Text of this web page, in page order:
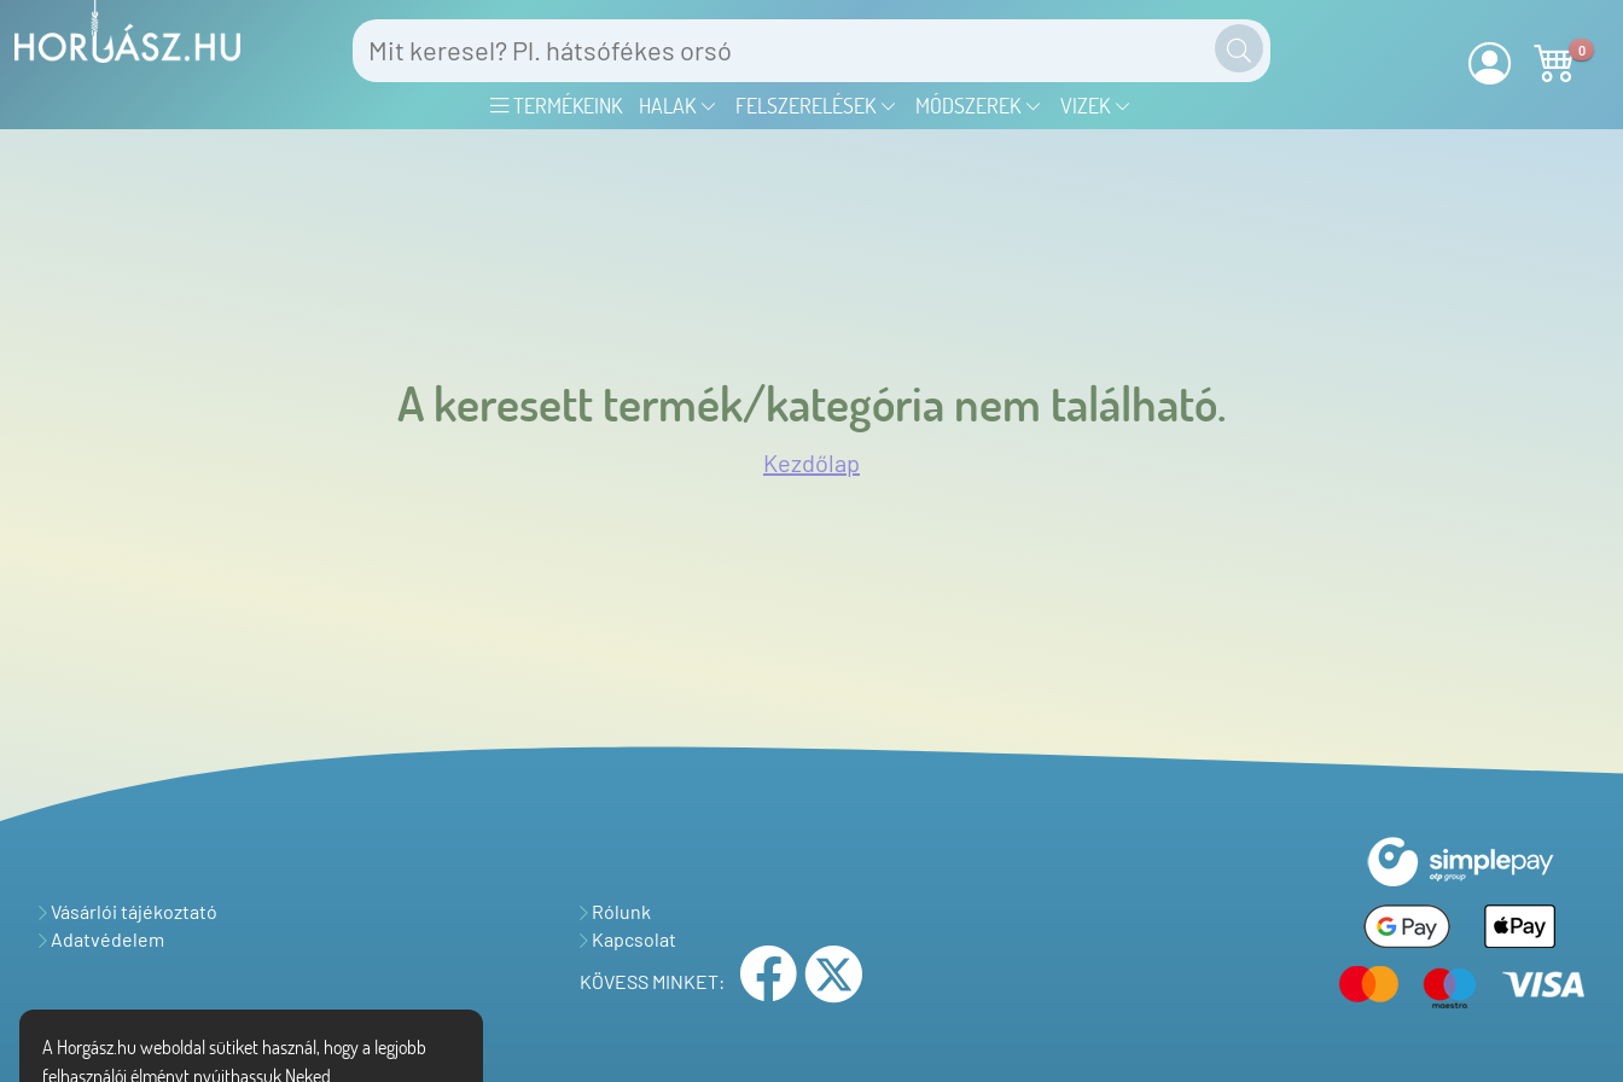
A Horgász.hu weboldal sütiket használ, hogy a legjobb
felhasználói élményt nyújthassuk Neked.
TERMÉKEINK HALAK FELSZERELÉSEK MÓDSZEREK VIZEK
0
A keresett termék/kategória nem található.
Kezdőlap
Vásárlói tájékoztató
Adatvédelem
Rólunk
Kapcsolat
KÖVESS MINKET: